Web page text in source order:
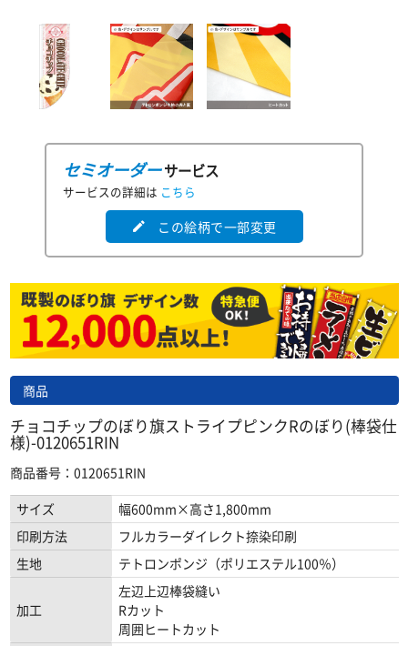
セミオーダーサービス
サービスの詳細は こちら
edit この絵柄で一部変更
商品
チョコチップのぼり旗ストライプピンクRのぼり(棒袋仕
様)-0120651RIN
商品番号：0120651RIN
サイズ
幅600mm×高さ1,800mm
印刷方法
フルカラーダイレクト捺染印刷
生地
テトロンポンジ（ポリエステル100％）
加工
左辺上辺棒袋縫い
Rカット
周囲ヒートカット